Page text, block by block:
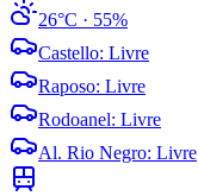
26°C · 55%
Castello: Livre
Raposo: Livre
Rodoanel: Livre
Al. Rio Negro: Livre